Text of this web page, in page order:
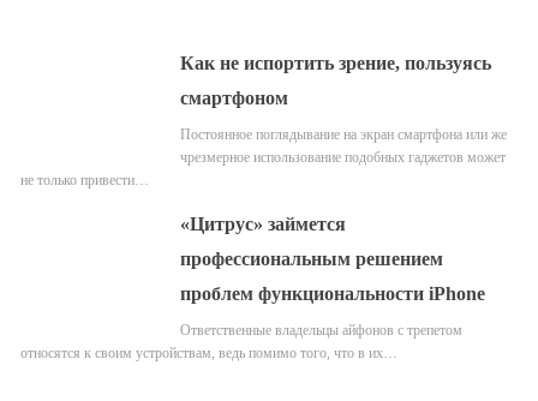
Как не испортить зрение, пользуясь
смартфоном
Постоянное поглядывание на экран смартфона или же
чрезмерное использование подобных гаджетов может
не только привести…
«Цитрус» займется
профессиональным решением
проблем функциональности iPhone
Ответственные владельцы айфонов с трепетом
относятся к своим устройствам, ведь помимо того, что в их…